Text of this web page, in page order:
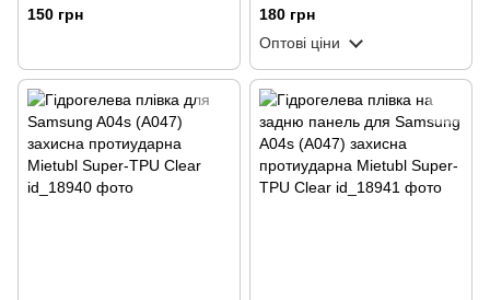
150 грн
180 грн
Оптові ціни